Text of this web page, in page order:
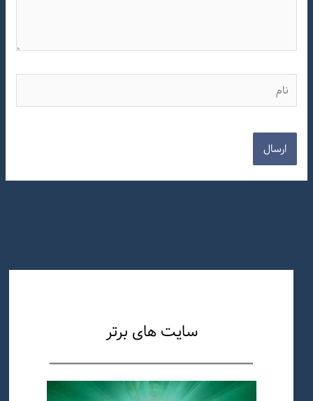
سایت های برتر